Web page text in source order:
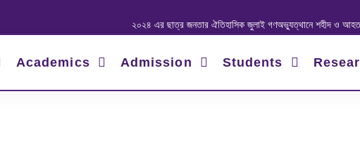
২০২৪ এর ছাত্র জনতার ঐতিহাসিক জুলাই গণঅভ্যুত্থানে শহীদ ও আহত
Academics Admission Students